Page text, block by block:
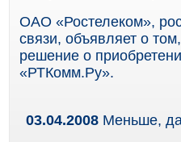
ОАО «Ростелеком»,
связи, объявляет о
решение о
«РТКомм.Ру».
03.04.2008 Меньше,